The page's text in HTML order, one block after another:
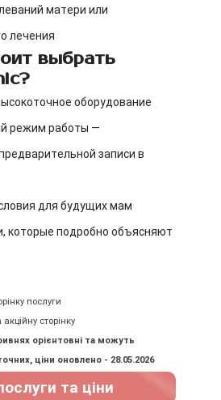
матери или
лечения
выбрать
оборудование
режим работы —
записи в
для будущих мам
которые подробно объясняют
послуги
сторінку
орієнтовні та можуть
ціни оновлено - 28.05.2026
та ціни